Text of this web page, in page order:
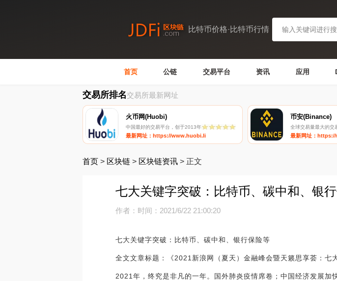
比特币价格·比特币行情
首页 公链 交易平台 资讯 应用
交易所排名交易所最新网址
火币网(Huobi)
中国最好的交易平台，创于2013年
最新网址：https://www.huobi.li
币安(Binance)
全球交易量最大的交
最新网址：
首页 > 区块链 > 区块链资讯 > 正文
七大关键字突破：比特币、碳中和、银
作者： 时间：2021/6/22 21:00:20
七大关键字突破：比特币、碳中和、银行保险等
全文文章标题：《2021新浪网（夏天）金融峰会暨天籁思享荟：七
2021年，终究是非凡的一年。国外肺炎疫情席卷；中国经济发展